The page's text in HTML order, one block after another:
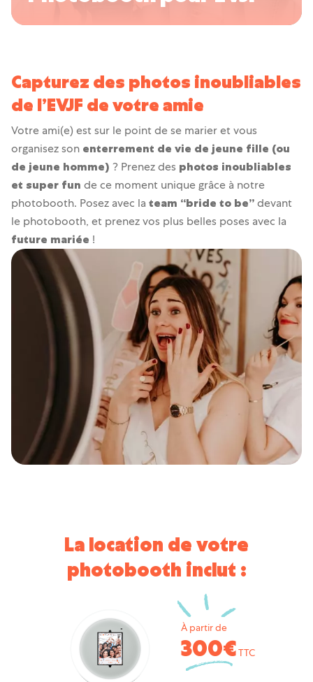
🪄
Capturez des photos inoubliables
de l’EVJF de votre amie
Votre ami(e) est sur le point de se marier et vous
organisez son enterrement de vie de jeune fille (ou
de jeune homme) ? Prenez des photos inoubliables
et super fun de ce moment unique grâce à notre
photobooth. Posez avec la team “bride to be”devant
le photobooth, et prenez vos plus belles poses avec la
future mariée !
La location de votre
photobooth inclut :
À partir de
300€TTC